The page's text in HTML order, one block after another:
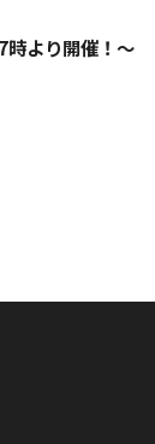
時より開催！～